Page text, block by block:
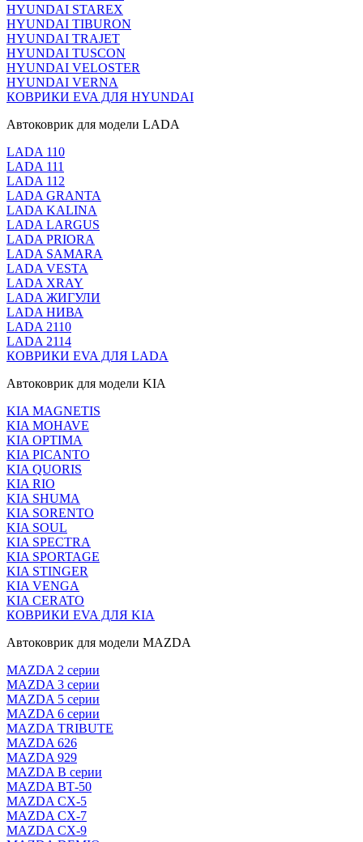
HYUNDAI STAREX
HYUNDAI TIBURON
HYUNDAI TRAJET
HYUNDAI TUSCON
HYUNDAI VELOSTER
HYUNDAI VERNA
КОВРИКИ EVA ДЛЯ HYUNDAI
Автоковрик для модели LADA
LADA 110
LADA 111
LADA 112
LADA GRANTA
LADA KALINA
LADA LARGUS
LADA PRIORA
LADA SAMARA
LADA VESTA
LADA XRAY
LADA ЖИГУЛИ
LADA НИВА
LADA 2110
LADA 2114
КОВРИКИ EVA ДЛЯ LADA
Автоковрик для модели KIA
KIA MAGNETIS
KIA MOHAVE
KIA OPTIMA
KIA PICANTO
KIA QUORIS
KIA RIO
KIA SHUMA
KIA SORENTO
KIA SOUL
KIA SPECTRA
KIA SPORTAGE
KIA STINGER
KIA VENGA
KIA CERATO
КОВРИКИ EVA ДЛЯ KIA
Автоковрик для модели MAZDA
MAZDA 2 серии
MAZDA 3 серии
MAZDA 5 серии
MAZDA 6 серии
MAZDA TRIBUTE
MAZDA 626
MAZDA 929
MAZDA В серии
MAZDA ВТ-50
MAZDA CX-5
MAZDA CX-7
MAZDA CX-9